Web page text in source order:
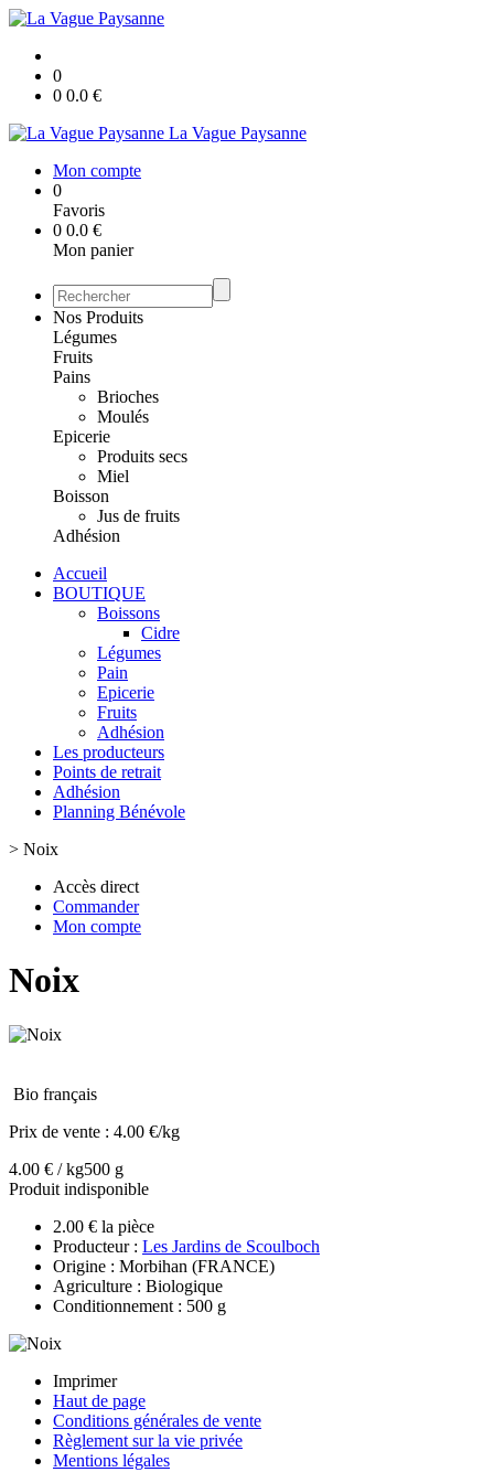
0
0 0.0 €
La Vague Paysanne
Mon compte
0
Favoris
0 0.0 €
Mon panier
Nos Produits
Légumes
Fruits
Pains
Brioches
Moulés
Epicerie
Produits secs
Miel
Boisson
Jus de fruits
Adhésion
Accueil
BOUTIQUE
Boissons
Cidre
Légumes
Pain
Epicerie
Fruits
Adhésion
Les producteurs
Points de retrait
Adhésion
Planning Bénévole
> Noix
Accès direct
Commander
Mon compte
Noix
Bio français
Prix de vente : 4.00 €/kg
4.00 € / kg500 g
Produit indisponible
2.00 € la pièce
Producteur : Les Jardins de Scoulboch
Origine : Morbihan (FRANCE)
Agriculture : Biologique
Conditionnement : 500 g
Imprimer
Haut de page
Conditions générales de vente
Règlement sur la vie privée
Mentions légales